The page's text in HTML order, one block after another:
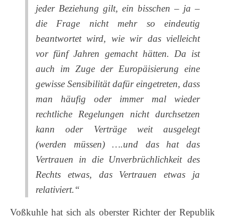
jeder Beziehung gilt, ein bisschen – ja –
die Frage nicht mehr so eindeutig
beantwortet wird, wie wir das vielleicht
vor fünf Jahren gemacht hätten. Da ist
auch im Zuge der Europäisierung eine
gewisse Sensibilität dafür eingetreten, dass
man häufig oder immer mal wieder
rechtliche Regelungen nicht durchsetzen
kann oder Verträge weit ausgelegt
(werden müssen) ….und das hat das
Vertrauen in die Unverbrüchlichkeit des
Rechts etwas, das Vertrauen etwas ja
relativiert.“
Voßkuhle hat sich als oberster Richter der Republik